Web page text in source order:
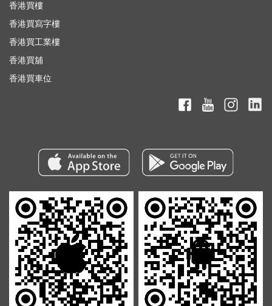
香港買樓
香港買寫字樓
香港買工業樓
香港買舖
香港買車位